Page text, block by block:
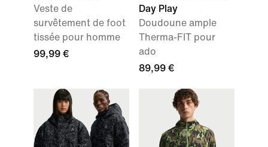
Veste de
survêtement de foot
tissée pour homme
99,99 €
Day Play
Doudoune ample
Therma-FIT pour
ado
89,99 €